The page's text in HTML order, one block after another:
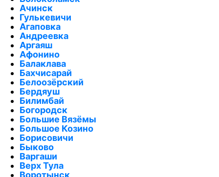
Ачинск
Гулькевичи
Агаповка
Андреевка
Аргаяш
Афонино
Балаклава
Бахчисарай
Белоозёрский
Бердяуш
Билимбай
Богородск
Большие Вязёмы
Большое Козино
Борисовичи
Быково
Варгаши
Верх Тула
Воротынск